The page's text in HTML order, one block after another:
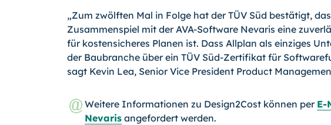
„Zum zwölften Mal in Folge hat der TÜV Süd bestätigt,
Zusammenspiel mit der AVA-Software Nevaris eine
für kostensicheres Planen ist. Dass Allplan als einziges
der Baubranche über ein TÜV Süd-Zer­tifikat für
sagt Kevin Lea, Senior Vice President Product
Weitere Informationen zu Design2Cost können per E-
Nevaris angefordert werden.